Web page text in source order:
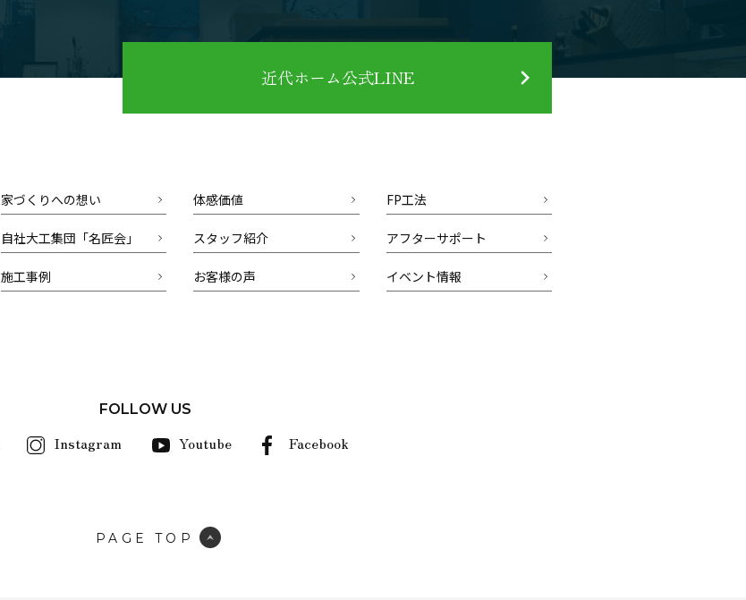
近代ホーム公式LINE
家づくりへの想い 体感価値 FP工法
自社大工集団「名匠会」 スタッフ紹介 アフターサポート
施工事例 お客様の声 イベント情報
FOLLOW US
Instagram Youtube Facebook
PAGE TOP